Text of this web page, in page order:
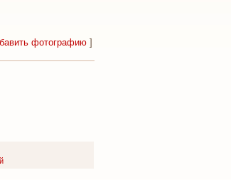
фотографию ]